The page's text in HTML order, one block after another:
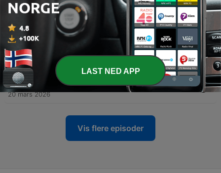
67 - KI + NK = sant (?) + ny, helhetlig smittevernplan
08 mai 2026
66 - Gull med elevbedrifter og hogging i kommunens
skoger
20 apr. 2026
65 - Hva nå? Fra minus 91,4 til pluss 72
20 mars 2026
Vis flere episoder
LAST NED APP